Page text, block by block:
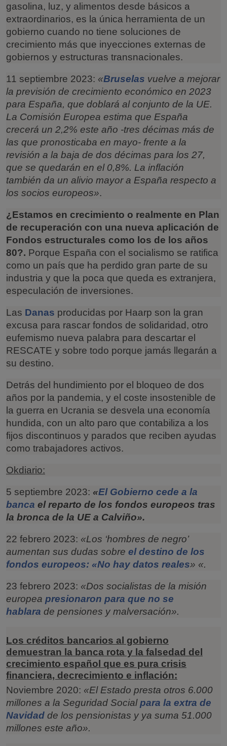
gasolina, luz, y alimentos desde básicos a
extraordinarios, es la única herramienta de un
gobierno cuando no tiene soluciones de
crecimiento más que inyecciones externas de
gobiernos y estructuras transnacionales.
11 septiembre 2023: «Bruselas vuelve a mejorar
la previsión de crecimiento económico en 2023
para España, que doblará al conjunto de la UE.
La Comisión Europea estima que España
crecerá un 2,2% este año -tres décimas más de
las que pronosticaba en mayo- frente a la
revisión a la baja de dos décimas para los 27,
que se quedarán en el 0,8%. La inflación
también da un alivio mayor a España respecto a
los socios europeos».
¿Estamos en crecimiento o realmente en Plan
de recuperación con una nueva aplicación de
Fondos estructurales como los de los años
80?. Porque España con el socialismo se ratifica
como un país que ha perdido gran parte de su
industria y que la poca que queda es extranjera,
especulación de inversiones.
Las Danas producidas por Haarp son la gran
excusa para rascar fondos de solidaridad, otro
eufemismo nueva palabra para descartar el
RESCATE y sobre todo porque jamás llegarán a
su destino.
Detrás del hundimiento por el bloqueo de dos
años por la pandemia, y el coste insostenible de
la guerra en Ucrania se desvela una economía
hundida, con un alto paro que contabiliza a los
fijos discontinuos y parados que reciben ayudas
como trabajadores activos.
Okdiario:
5 septiembre 2023: «El Gobierno cede a la
banca el reparto de los fondos europeos tras
la bronca de la UE a Calviño».
22 febrero 2023: «Los ‘hombres de negro’
aumentan sus dudas sobre el destino de los
fondos europeos: «No hay datos reales» «.
23 febrero 2023: «Dos socialistas de la misión
europea presionaron para que no se
hablara de pensiones y malversación».
Los créditos bancarios al gobierno
demuestran la banca rota y la falsedad del
crecimiento español que es pura crisis
financiera, decrecimiento e inflación:
Noviembre 2020: «El Estado presta otros 6.000
millones a la Seguridad Socialpara la extra de
Navidad de los pensionistas y ya suma 51.000
millones este año».